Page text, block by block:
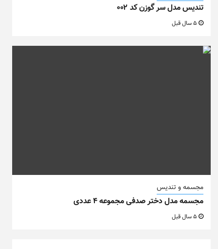
تندیس مدل سر گوزن کد ۰۰۲
مجسمه و تندیس
مجسمه مدل دختر صدفی مجموعه ۴ عددی